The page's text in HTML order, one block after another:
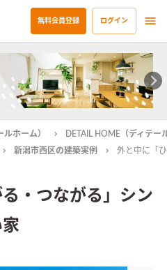
無料会員登録 ログイン
ルホーム）
DETAIL HOME（ディテ
新潟市西区の建築実例 外と中に「
・つながる」シン